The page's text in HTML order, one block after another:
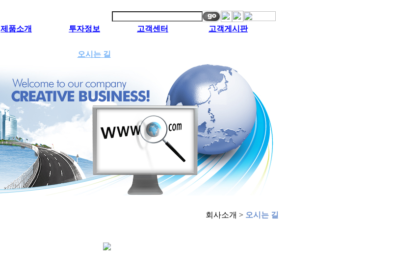
제품소개 투자정보 고객센터 고객게시판
오시는 길
회사소개 > 오시는 길